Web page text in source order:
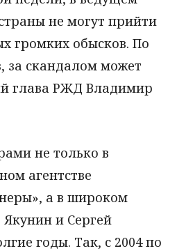
не могут прийти
громких обысков. По
за скандалом может
глава РЖД Владимир
не только в
агентстве
а в широком
и Сергей
годы. Так, с 2004 по